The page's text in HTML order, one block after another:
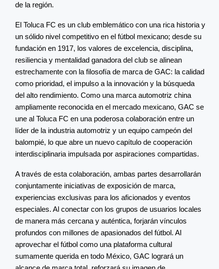
de la región.
El Toluca FC es un club emblemático con una rica historia y
un sólido nivel competitivo en el fútbol mexicano; desde su
fundación en 1917, los valores de excelencia, disciplina,
resiliencia y mentalidad ganadora del club se alinean
estrechamente con la filosofía de marca de GAC: la calidad
como prioridad, el impulso a la innovación y la búsqueda
del alto rendimiento. Como una marca automotriz china
ampliamente reconocida en el mercado mexicano, GAC se
une al Toluca FC en una poderosa colaboración entre un
líder de la industria automotriz y un equipo campeón del
balompié, lo que abre un nuevo capítulo de cooperación
interdisciplinaria impulsada por aspiraciones compartidas.
A través de esta colaboración, ambas partes desarrollarán
conjuntamente iniciativas de exposición de marca,
experiencias exclusivas para los aficionados y eventos
especiales. Al conectar con los grupos de usuarios locales
de manera más cercana y auténtica, forjarán vínculos
profundos con millones de apasionados del fútbol. Al
aprovechar el fútbol como una plataforma cultural
sumamente querida en todo México, GAC logrará un